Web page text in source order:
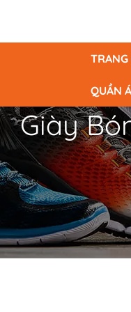
TRANG
QUẦN
Giày